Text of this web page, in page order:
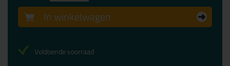
In winkelwagen
Voldoende voorraad